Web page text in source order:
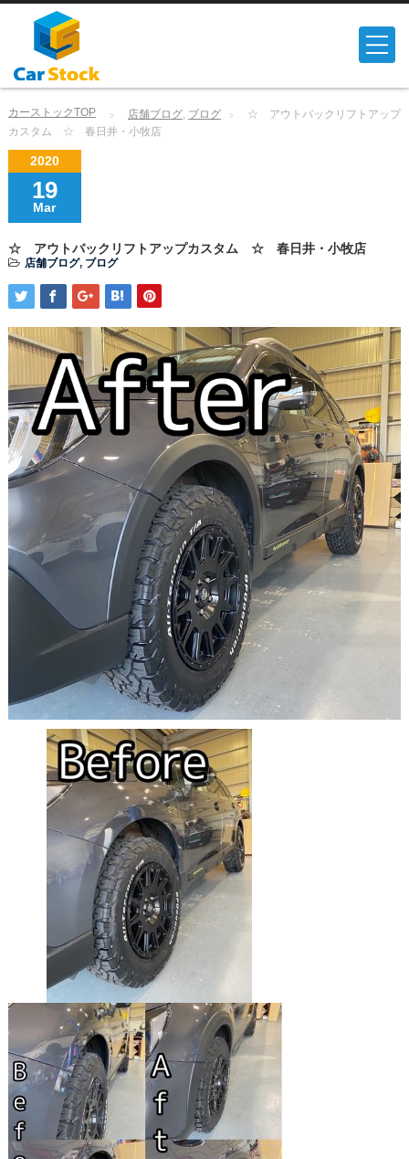
カーストックTOP 店舗ブログ, ブログ
☆ アウトバックリフトアップ
カスタム ☆ 春日井・小牧店
2020
19
Mar
☆ アウトバックリフトアップカスタム ☆ 春日井・小牧店
店舗ブログ, ブログ